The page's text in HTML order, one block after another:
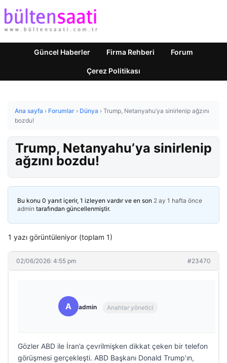
Güncel Haberler Firma Rehberi Forum
Çerez Politikası
Ana sayfa › Forumlar › Dünya › Trump, Netanyahu’ya sinirlenip ağzını
bozdu!
Trump, Netanyahu’ya sinirlenip
ağzını bozdu!
Bu konu 0 yanıt içerir, 1 izleyen vardır ve en son 2 ay 1 hafta önce
admin tarafından güncellenmiştir.
1 yazı görüntüleniyor (toplam 1)
02/06/2026: 4:55 pm #23470
A admin Anahtar yönetici
Gözler ABD ile İran’a çevrilmişken dikkat çeken bir telefon
görüşmesi gerçekleşti. ABD Başkanı Donald Trump’ın,